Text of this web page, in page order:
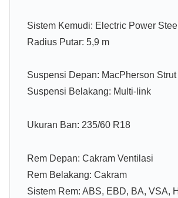
Sistem Kemudi: Electric Power
Radius Putar: 5,9 m
Suspensi Depan: MacPherson Strut
Suspensi Belakang: Multi-link
Ukuran Ban: 235/60 R18
Rem Depan: Cakram Ventilasi
Rem Belakang: Cakram
Sistem Rem: ABS, EBD, BA, VSA,